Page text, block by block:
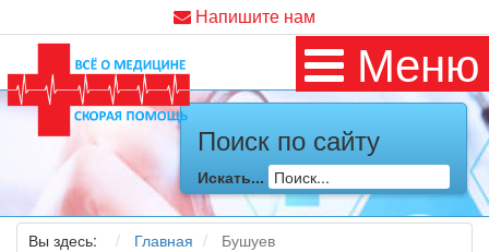
Напишите нам
Меню
Поиск по сайту
Искать...
Вы здесь: Главная Бушуев